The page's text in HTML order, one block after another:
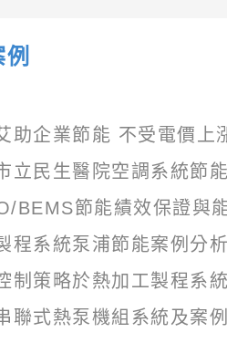
助企業節能 不受電價
立民生醫院空調系統節
BEMS節能績效保證與
程系統泵浦節能案例分
制策略於熱加工製程系
聯式熱泵機組系統及案